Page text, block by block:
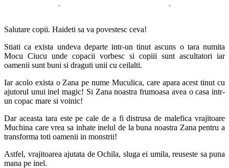
Salutare copii. Haideti sa va povestesc ceva!
Stiati ca exista undeva departe intr-un tinut ascuns o tara numita
Mocu Ciucu unde copacii vorbesc si copiii sunt ascultatori iar
oamenii sunt buni si draguti unii cu ceilalti.
Iar acolo exista o Zana pe nume Muculica, care apara acest tinut cu
ajutorul unui inel magic! Si Zana noastra frumoasa avea o casa intr-
un copac mare si voinic!
Dar aceasta tara este pe cale de a fi distrusa de malefica vrajitoare
Muchina care vrea sa inhate inelul de la buna noastra Zana pentru a
transforma toti oamenii in monstrii!
Astfel, vrajitoarea ajutata de Ochila, sluga ei umila, reuseste sa puna
mana pe inel.